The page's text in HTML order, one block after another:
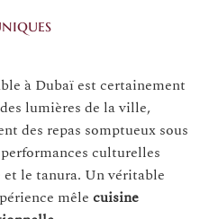
à Dubaï est certainement
lumières de la ville,
des repas somptueux sous
culturelles
le tanura. Un véritable
mêle cuisine